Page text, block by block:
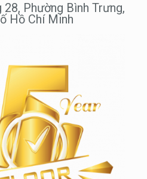
Phường Bình Trưng,
Hồ Chí Minh